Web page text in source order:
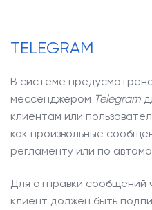
TELEGRAM
В системе
мессенджером Telegram
клиентам или
как произвольные
регламенту или по
Для отправки сообщений
клиент должен быть